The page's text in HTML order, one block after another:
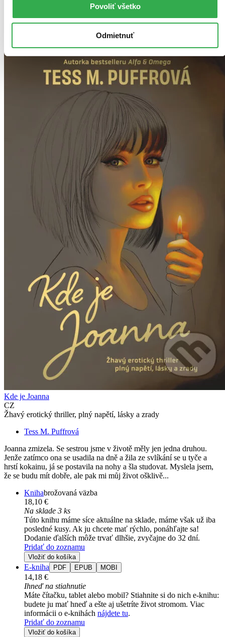
Povoliť všetko
Odmietnuť
Kde je Joanna
CZ
Žhavý erotický thriller, plný napětí, lásky a zrady
Tess M. Puffrová
Joanna zmizela. Se sestrou jsme v životě měly jen jedna druhou.
Jenže zatímco ona se usadila na dně a žila ze svlíkání se u tyče a
hrstí kokainu, já se postavila na nohy a šla studovat. Myslela jsem,
že se budu mít dobře, ale pak mi můj život ošklivě...
Knihabrožovaná väzba
18,10 €
Na sklade 3 ks
Túto knihu máme síce aktuálne na sklade, máme však už iba
posledné kusy. Ak ju chcete mať rýchlo, ponáhľajte sa!
Dodanie ďalších môže trvať dlhšie, zvyčajne do 32 dní.
Pridať do zoznamu
Vložiť do košíka
E-kniha PDF EPUB MOBI
14,18 €
Ihneď na stiahnutie
Máte čítačku, tablet alebo mobil? Stiahnite si do nich e-knihu:
budete ju mať hneď a ešte aj ušetríte život stromom. Viac
informácii o e-knihách nájdete tu.
Pridať do zoznamu
Vložiť do košíka